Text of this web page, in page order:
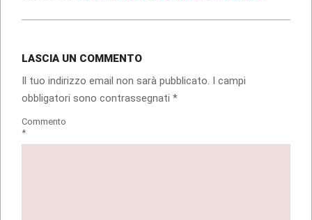
LASCIA UN COMMENTO
Il tuo indirizzo email non sarà pubblicato. I campi
obbligatori sono contrassegnati *
Commento
*